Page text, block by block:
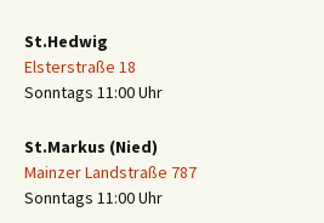
St.Hedwig
Elsterstraße 18
Sonntags 11:00 Uhr
St.Markus (Nied)
Mainzer Landstraße 787
Sonntags 11:00 Uhr